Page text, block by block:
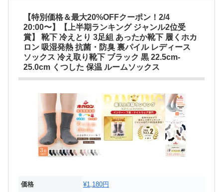
【特別価格＆最大20%OFFクーポン！2/4
20:00〜】【上半期ランキング ジャンル2位受
賞】 靴下 冷えとり 3足組 あったか靴下 履くホカ
ロン 吸湿発熱 抗菌・防臭 裏パイル レディース
ソックス 冷え取り靴下 ブラック 黒 22.5cm-
25.0cm くつした 保温 ルームソックス
価格 ¥1,180円